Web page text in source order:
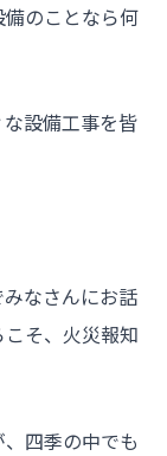
のことなら何
設備工事を皆
なさんにお話
そ、火災報知
四季の中でも